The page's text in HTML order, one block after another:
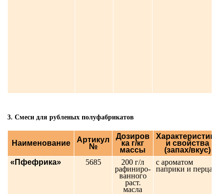
3. Смеси для рубленых полуфабрикатов
Наименование
Артикул
№
Дозиров
ка г/кг
массы
Характеристики
и свойства
(запах/вкус)
«Пфефрика»
5685
200 г/л
рафиниро-
ванного
раст.
масла
с ароматом
паприки и перца